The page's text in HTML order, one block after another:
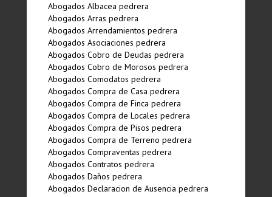
Abogados Albacea pedrera
Abogados Arras pedrera
Abogados Arrendamientos pedrera
Abogados Asociaciones pedrera
Abogados Cobro de Deudas pedrera
Abogados Cobro de Morosos pedrera
Abogados Comodatos pedrera
Abogados Compra de Casa pedrera
Abogados Compra de Finca pedrera
Abogados Compra de Locales pedrera
Abogados Compra de Pisos pedrera
Abogados Compra de Terreno pedrera
Abogados Compraventas pedrera
Abogados Contratos pedrera
Abogados Daños pedrera
Abogados Declaracion de Ausencia pedrera